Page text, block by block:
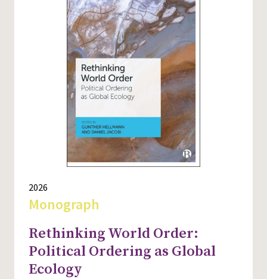
2026
Monograph
Rethinking World Order:
Political Ordering as Global
Ecology